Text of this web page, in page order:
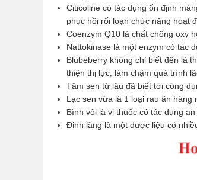
Citicoline có tác dụng ổn định
phục hồi rối loạn chức năng hoạt
Coenzym Q10 là chất chống oxy
Nattokinase là một enzym có tác
Blubeberry không chỉ biết đến là
thiện thị lực, làm chậm quá trình
Tâm sen từ lâu đã biết tới công
Lạc sen vừa là 1 loại rau ăn hàng
Bình vôi là vị thuốc có tác dụng
Đinh lăng là một dược liệu có